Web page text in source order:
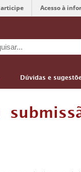
Acesso à
Dúvidas e